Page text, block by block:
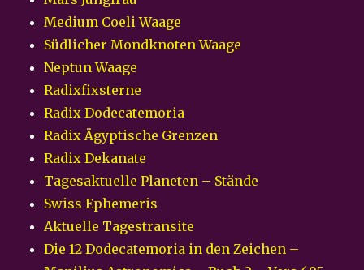
Medium Coeli Waage
Südlicher Mondknoten Waage
Neptun Waage
Radixfixsterne
Radix Dodecatemoria
Radix Ägyptische Grenzen
Radix Dekanate
Tagesaktuelle Planeten – Stände
Swiss Ephemeris
Aktuelle Tagestransite
Die 12 Dodecatemoria in den Zeichen –